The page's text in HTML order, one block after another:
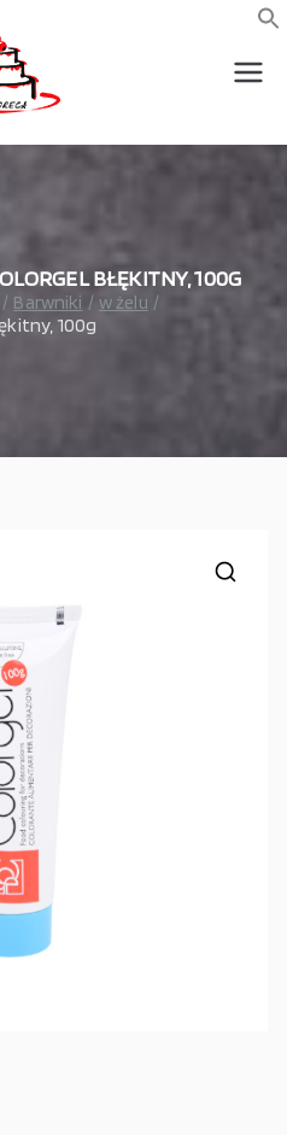
wszystko
dla
gastrono
wszystko dla piekarni,
BŁĘKITNY, 100G
Barwniki
w żelu
100g